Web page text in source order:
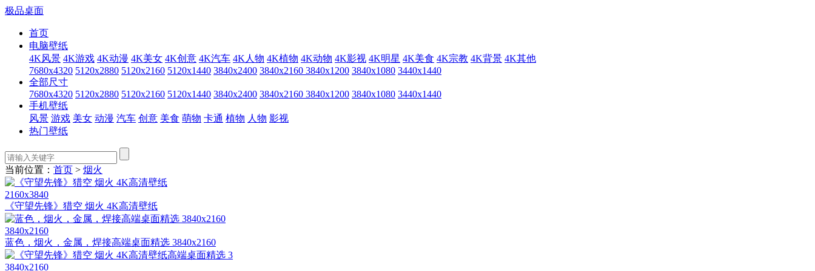
极品桌面
首页
电脑壁纸
4K风景 4K游戏 4K动漫 4K美女 4K创意 4K汽车 4K人物 4K植物 4K动物 4K影视 4K明星 4K美食 4K宗教 4K背景 4K其他
7680x4320 5120x2880 5120x2160 5120x1440 3840x2400 3840x2160 3840x1200 3840x1080 3440x1440
全部尺寸
7680x4320 5120x2880 5120x2160 5120x1440 3840x2400 3840x2160 3840x1200 3840x1080 3440x1440
手机壁纸
风景 游戏 美女 动漫 汽车 创意 美食 萌物 卡通 植物 人物 影视
热门壁纸
当前位置： 首页 > 烟火
2160x3840
《守望先锋》猎空 烟火 4K高清壁纸
3840x2160
蓝色，烟火，金属，焊接高端桌面精选 3840x2160
3840x2160